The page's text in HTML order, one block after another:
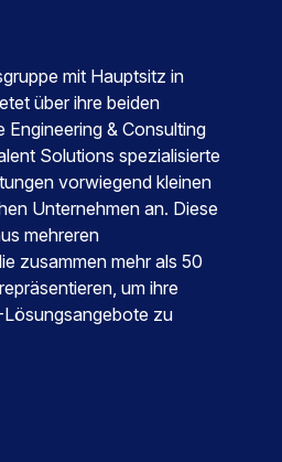
mit Hauptsitz in
über ihre beiden
Engineering & Consulting
Solutions spezialisierte
vorwiegend kleinen
Unternehmen an. Diese
mehreren
zusammen mehr als 50
um ihre
zu